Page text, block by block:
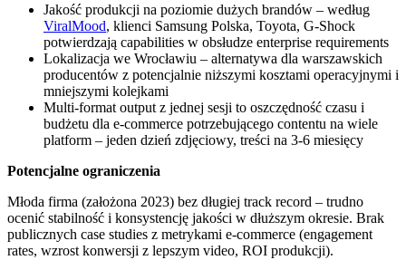
Jakość produkcji na poziomie dużych brandów – według
ViralMood, klienci Samsung Polska, Toyota, G-Shock
potwierdzają capabilities w obsłudze enterprise requirements
Lokalizacja we Wrocławiu – alternatywa dla warszawskich
producentów z potencjalnie niższymi kosztami operacyjnymi i
mniejszymi kolejkami
Multi-format output z jednej sesji to oszczędność czasu i
budżetu dla e-commerce potrzebującego contentu na wiele
platform – jeden dzień zdjęciowy, treści na 3-6 miesięcy
Potencjalne ograniczenia
Młoda firma (założona 2023) bez długiej track record – trudno
ocenić stabilność i konsystencję jakości w dłuższym okresie. Brak
publicznych case studies z metrykami e-commerce (engagement
rates, wzrost konwersji z lepszym video, ROI produkcji).